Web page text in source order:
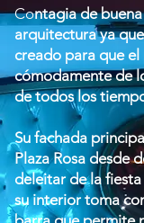
Contagia de
arquitectura ya
creado para que
cómodamente de
de todos los
Su fachada
Plaza Rosa desde
deleitar de la
su interior toma